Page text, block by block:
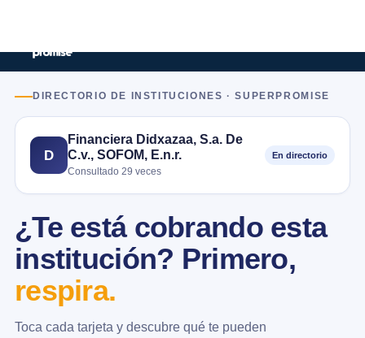
DIRECTORIO DE INSTITUCIONES · SUPERPROMISE
D
Financiera Didxazaa, S.a. De
C.v., SOFOM, E.n.r.
Consultado 29 veces
En directorio
¿Te está cobrando esta
institución? Primero,
respira.
Toca cada tarjeta y descubre qué te pueden